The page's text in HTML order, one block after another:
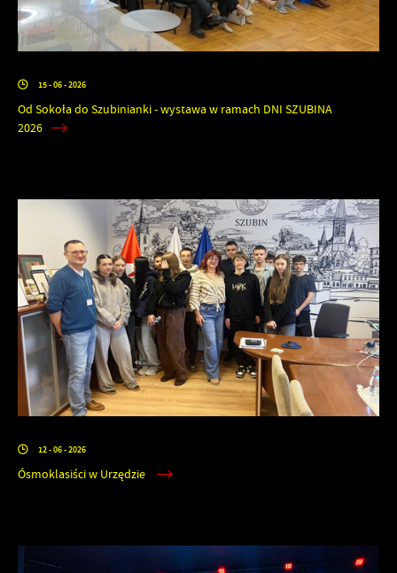
15 - 06 - 2026
Od Sokoła do Szubinianki - wystawa w ramach DNI SZUBINA
2026
12 - 06 - 2026
Ósmoklasiści w Urzędzie